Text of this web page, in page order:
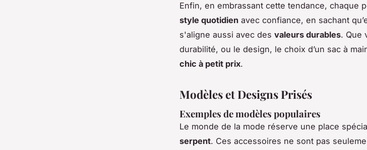
Enfin, en embrassant cette tendance, chaque
style quotidien avec confiance, en sachant
s'aligne aussi avec des valeurs durables. Que
durabilité, ou le design, le choix d’un sac à
chic à petit prix.
Modèles et Designs Prisés
Exemples de modèles populaires
Le monde de la mode réserve une place
serpent. Ces accessoires ne sont pas